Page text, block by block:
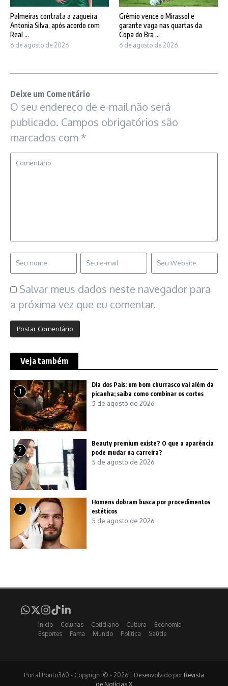
Palmeiras contrata a zagueira
Antonia Silva, após acordo com
Real ...
6 de agosto de 2026
Grêmio vence o Mirassol e
garante vaga nas quartas da
Copa do Bra ...
6 de agosto de 2026
Deixe um Comentário
O seu endereço de e-mail não será
publicado. Campos obrigatórios são
marcados com *
Salvar meus dados neste navegador para
a próxima vez que eu comentar.
Veja também
1
Dia dos Pais: um bom churrasco vai além da
picanha; saiba como combinar os cortes
5 de agosto de 2026
2
Beauty premium existe? O que a aparência
pode mudar na carreira?
5 de agosto de 2026
3
Homens dobram busca por procedimentos
estéticos
5 de agosto de 2026
Início Colunas Cotidiano Cultura
Economia
Esportes
Fama Mundo Política Saúde
Portal Ponto360 - Copyright © - 2026 | Desenvolvido por Revista
de Notícias X